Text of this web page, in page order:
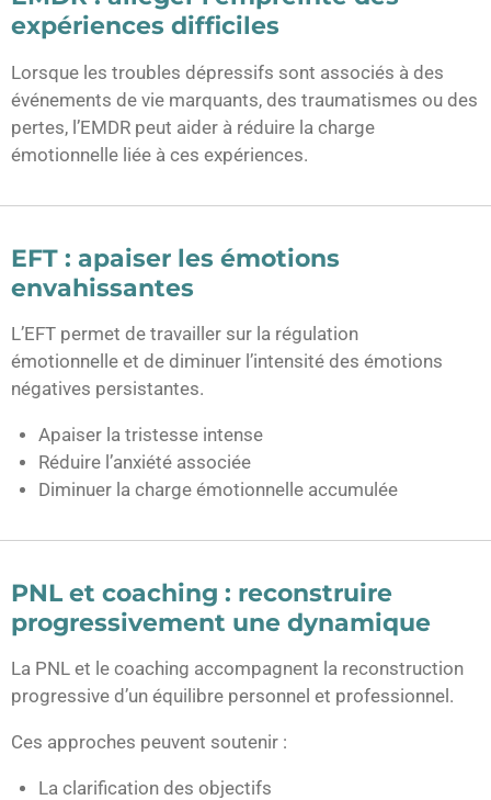
expériences difficiles
Lorsque les troubles dépressifs sont associés à des
événements de vie marquants, des traumatismes ou des
pertes, l’EMDR peut aider à réduire la charge
émotionnelle liée à ces expériences.
EFT : apaiser les émotions
envahissantes
L’EFT permet de travailler sur la régulation
émotionnelle et de diminuer l’intensité des émotions
négatives persistantes.
Apaiser la tristesse intense
Réduire l’anxiété associée
Diminuer la charge émotionnelle accumulée
PNL et coaching : reconstruire
progressivement une dynamique
La PNL et le coaching accompagnent la reconstruction
progressive d’un équilibre personnel et professionnel.
Ces approches peuvent soutenir :
La clarification des objectifs